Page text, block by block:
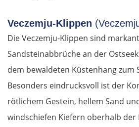
Veczemju-Klippen
Die Veczemju-Klippen sind
Sandsteinabbrüche an der
dem bewaldeten Küstenhang zum
Besonders eindrucksvoll ist der
rötlichem Gestein, hellem Sand
windschiefen Kiefern oberhalb der